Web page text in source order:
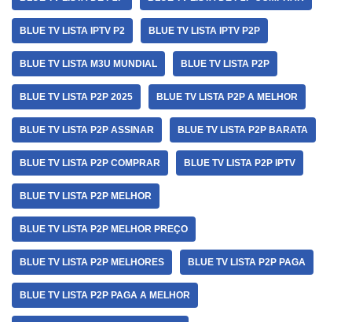
BLUE TV LISTA IPTV P2 BLUE TV LISTA IPTV P2P
BLUE TV LISTA M3U MUNDIAL BLUE TV LISTA P2P
BLUE TV LISTA P2P 2025 BLUE TV LISTA P2P A MELHOR
BLUE TV LISTA P2P ASSINAR BLUE TV LISTA P2P BARATA
BLUE TV LISTA P2P COMPRAR BLUE TV LISTA P2P IPTV
BLUE TV LISTA P2P MELHOR
BLUE TV LISTA P2P MELHOR PREÇO
BLUE TV LISTA P2P MELHORES BLUE TV LISTA P2P PAGA
BLUE TV LISTA P2P PAGA A MELHOR